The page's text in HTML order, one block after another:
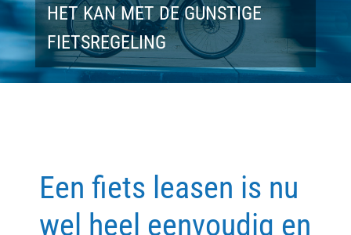
Privé lease
Modellen
Contact
HET KAN MET DE GUNSTIGE
FIETSREGELING
Een fiets leasen is nu
wel heel eenvoudig en